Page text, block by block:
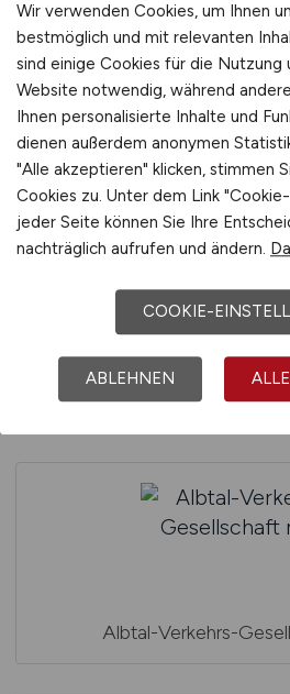
Alber&Schulze
Albert Hauptstein
KG
Albtal-Verkehrs-
Wir verwenden Cookies, um Ihnen
bestmöglich und mit relevanten
sind einige Cookies für die Nutzung
Website notwendig, während
Ihnen personalisierte Inhalte und
dienen außerdem anonymen
"Alle akzeptieren" klicken, stimmen
Cookies zu. Unter dem Link
jeder Seite können Sie Ihre
nachträglich aufrufen und ändern.
COOKIE-
ABLEHNEN